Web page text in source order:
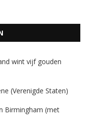
wint vijf gouden
(Verenigde Staten)
Birmingham (met